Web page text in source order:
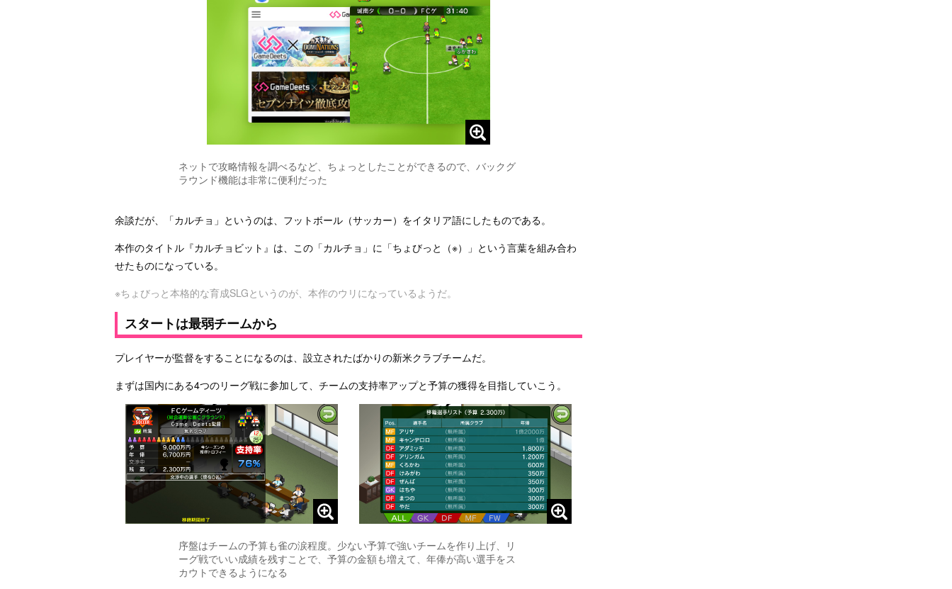
ネットで攻略情報を調べるなど、ちょっとしたことができるので、バックグ
ラウンド機能は非常に便利だった
余談だが、「カルチョ」というのは、フットボール（サッカー）をイタリア語にしたものである。
本作のタイトル『カルチョビット』は、この「カルチョ」に「ちょびっと（※）」という言葉を組み合わ
せたものになっている。
※ちょびっと本格的な育成SLGというのが、本作のウリになっているようだ。
スタートは最弱チームから
プレイヤーが監督をすることになるのは、設立されたばかりの新米クラブチームだ。
まずは国内にある4つのリーグ戦に参加して、チームの支持率アップと予算の獲得を目指していこう。
序盤はチームの予算も雀の涙程度。少ない予算で強いチームを作り上げ、リ
ーグ戦でいい成績を残すことで、予算の金額も増えて、年俸が高い選手をス
カウトできるようになる